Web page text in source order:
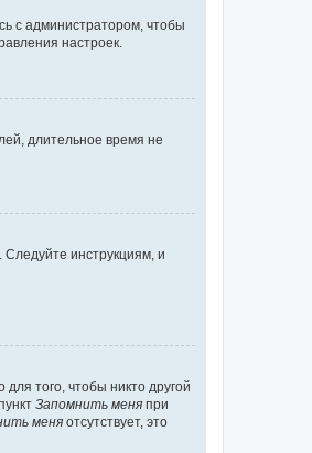
с администратором, чтобы
настроек.
длительное время не
. Следуйте инструкциям, и
того, чтобы никто другой
Запомнить меня при
меня отсутствует, это